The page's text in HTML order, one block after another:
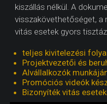
kiszállás nélkül. A
visszakövethetőséget, a
vitás esetek gyors
teljes kivitelezési
Projektvezetői és
Alvállalkozók
Promóciós videók
Bizonyíték vitás